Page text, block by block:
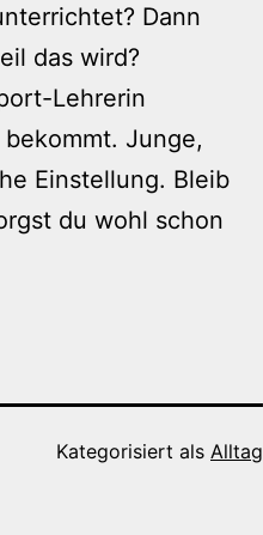
Dann
das wird?
Lehrerin
Junge,
Einstellung. Bleib
du wohl schon
Kategorisiert als Alltag